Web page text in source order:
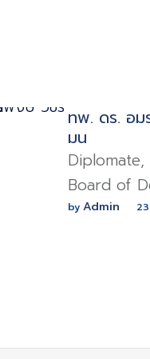
ทพ. ดร. อ
มน
Board of
Medicine .
by Admin